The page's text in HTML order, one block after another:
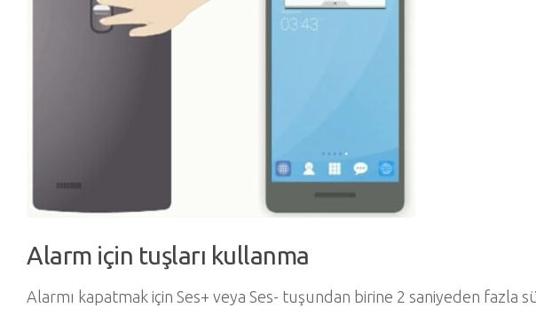
Alarm için tuşları kullanma
Alarmı kapatmak için Ses+ veya Ses- tuşundan birine 2 saniyeden fazla